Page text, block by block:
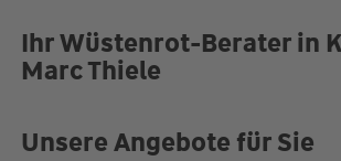
Ihr Wüstenrot-Berater in
Marc Thiele
Unsere Angebote für Sie